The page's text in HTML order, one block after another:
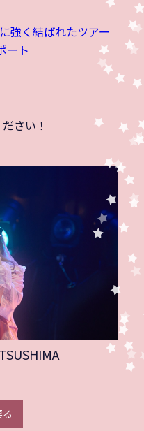
強く結ばれたツアー
ート
さい！